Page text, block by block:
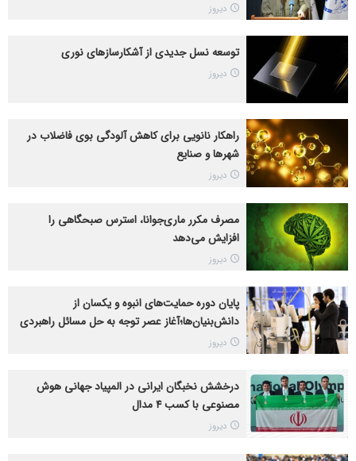
دیروز
توسعه نسل جدیدی از آشکارسازهای نوری
دیروز
راهکار نانویی برای کاهش آلودگی بوی فاضلاب در
شهرها و صنایع
دیروز
مصرف مکرر ماری‌جوانا، استرس صبحگاهی را
افزایش می‌دهد
دیروز
پایان دوره حمایت‌های انبوه و یکسان از
دانش‌بنیان‌ها؛آغاز عصر توجه به حل مسائل راهبردی
دیروز
درخشش نخبگان ایرانی در المپیاد جهانی هوش
مصنوعی با کسب ۴ مدال
دیروز